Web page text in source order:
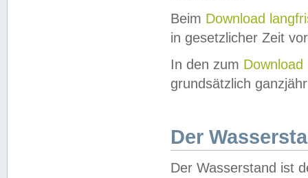
Beim Download
in gesetzlicher Zeit
In den zum Download
grundsätzlich
Der
Der Wasserstand ist